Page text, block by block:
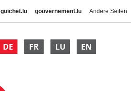
guichet.lu gouvernement.lu Andere Seiten
DE FR LU EN